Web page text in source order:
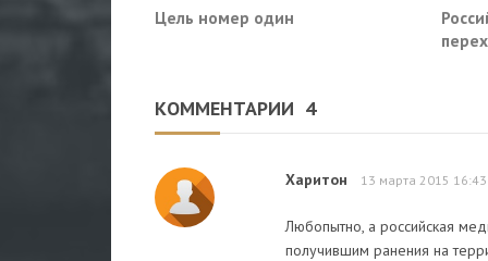
Цель номер один
КОММЕНТАРИИ 4
Харитон 13 марта 2015 16:43
Любопытно, а российская
получившим ранения на